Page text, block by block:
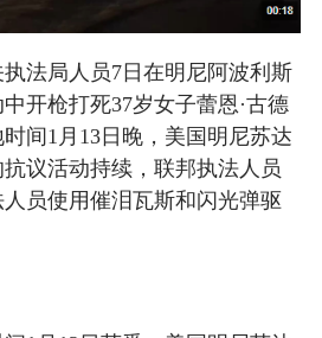
法局人员7日在明尼阿波利斯
开枪打死37岁女子蕾恩·古德
间1月13日晚，美国明尼苏达
议活动持续，联邦执法人员
员使用催泪瓦斯和闪光弹驱